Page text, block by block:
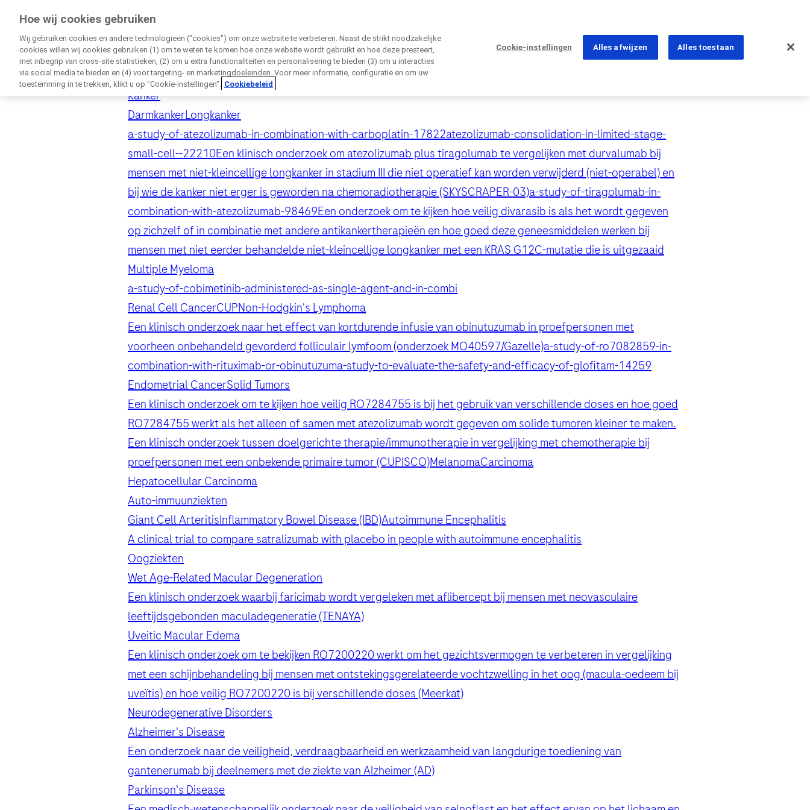
Onderzoekvoormij.nl
door Roche
Onderzoekvoormij
Trials
Kanker
DarmkankerLongkanker
a-study-of-atezolizumab-in-combination-with-carboplatin-17822atezolizumab-consolidation-in-limited-stage-
small-cell--22210Een klinisch onderzoek om atezolizumab plus tiragolumab te vergelijken met durvalumab bij
mensen met niet-kleincellige longkanker in stadium III die niet operatief kan worden verwijderd (niet-operabel) en
bij wie de kanker niet erger is geworden na chemoradiotherapie (SKYSCRAPER-03)a-study-of-tiragolumab-in-
combination-with-atezolizumab-98469Een onderzoek om te kijken hoe veilig divarasib is als het wordt gegeven
op zichzelf of in combinatie met andere antikankertherapieën en hoe goed deze geneesmiddelen werken bij
mensen met niet eerder behandelde niet-kleincellige longkanker met een KRAS G12C-mutatie die is uitgezaaid
Multiple Myeloma
a-study-of-cobimetinib-administered-as-single-agent-and-in-combi
Renal Cell CancerCUPNon-Hodgkin's Lymphoma
Een klinisch onderzoek naar het effect van kortdurende infusie van obinutuzumab in proefpersonen met
voorheen onbehandeld gevorderd folliculair lymfoom (onderzoek MO40597/Gazelle)a-study-of-ro7082859-in-
combination-with-rituximab-or-obinutuzuma-study-to-evaluate-the-safety-and-efficacy-of-glofitam-14259
Endometrial CancerSolid Tumors
Een klinisch onderzoek om te kijken hoe veilig RO7284755 is bij het gebruik van verschillende doses en hoe goed
RO7284755 werkt als het alleen of samen met atezolizumab wordt gegeven om solide tumoren kleiner te maken.
Een klinisch onderzoek tussen doelgerichte therapie/immunotherapie in vergelijking met chemotherapie bij
proefpersonen met een onbekende primaire tumor (CUPISCO)MelanomaCarcinoma
Hepatocellular Carcinoma
Auto-immuunziekten
Giant Cell ArteritisInflammatory Bowel Disease (IBD)Autoimmune Encephalitis
A clinical trial to compare satralizumab with placebo in people with autoimmune encephalitis
Oogziekten
Wet Age-Related Macular Degeneration
Een klinisch onderzoek waarbij faricimab wordt vergeleken met aflibercept bij mensen met neovasculaire
leeftijdsgebonden maculadegeneratie (TENAYA)
Uveitic Macular Edema
Een klinisch onderzoek om te bekijken RO7200220 werkt om het gezichtsvermogen te verbeteren in vergelijking
met een schijnbehandeling bij mensen met ontstekingsgerelateerde vochtzwelling in het oog (macula-oedeem bij
uveïtis) en hoe veilig RO7200220 is bij verschillende doses (Meerkat)
Neurodegenerative Disorders
Alzheimer's Disease
Een onderzoek naar de veiligheid, verdraagbaarheid en werkzaamheid van langdurige toediening van
gantenerumab bij deelnemers met de ziekte van Alzheimer (AD)
Parkinson's Disease
Rechtstreeks contact opnemen met Roche voor vragen
Land
Nederland , selected
Persoonlijke gegevens
Voornaam Achternaam E-mail
Wie bent u?
Vraag
Vraag
Sluiten
Contact the hospital directly
Persoonlijke gegevens
E-mail
Gegevens bericht Onderwerp
Bericht
By clicking “Accept and Send”, you confirm that you have read and agree to Roche’s legal and privacy conditions.
Accepteren en verzenden
Sluiten
Persoonlijke gegevens Voornaam Achternaam
E-mail
Gegevens bericht
Bericht
Accepteren en verzenden
Sluiten
Directly contact the sponsor for questions
Sluiten
Voornaam Achternaam lblFpPhoneNumber
E-mail
When can we call you during (Free service) - Pacific Standard Time?
When can we call you during (Free service) - Pacific Standard Time?
6.00u - 9.00u
9.00u - 13.00u 13.00u - 15.00u
Accepteren en verzenden
Hoe wij cookies gebruiken
Wij gebruiken cookies en andere technologieën ("cookies") om onze website te verbeteren. Naast de strikt noodzakelijke
cookies willen wij cookies gebruiken (1) om te weten te komen hoe onze website wordt gebruikt en hoe deze presteert,
met inbegrip van cross-site statistieken, (2) om u extra functionaliteiten en personalisering te bieden (3) om u interacties
via social media te bieden en (4) voor targeting- en marketingdoeleinden. Voor meer informatie, configuratie en om uw
toestemming in te trekken, klikt u op "Cookie-instellingen". Cookiebeleid
Cookie-instellingen Alles afwijzen Alles toestaan